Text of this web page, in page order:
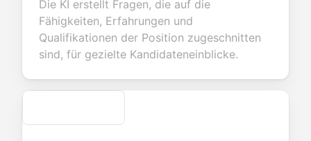
valuable
about
or
fields for
seamless
account
creation.
smooth e-
commerce
transactions.
candidate
Die KI erstellt Fragen, die auf die
Fähigkeiten, Erfahrungen und
Qualifikationen der Position zugeschnitten
sind, für gezielte Kandidateneinblicke.
Secure